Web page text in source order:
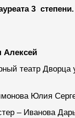
3
Алексей
театр
Юлия
– Иванова